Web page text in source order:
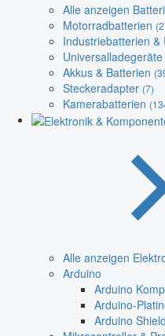
Alle anzeigen
Motorradbatterien
Industriebatterien &
Universalladegeräte
Akkus & Batterien
Steckeradapter (7)
Kamerabatterien
Alle anzeigen
Arduino
Arduino
Arduino-
Arduino